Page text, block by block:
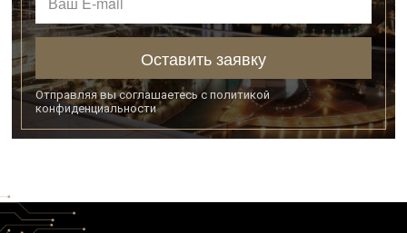
Оставить заявку
Отправляя вы соглашаетесь сполитикой
конфиденциальности